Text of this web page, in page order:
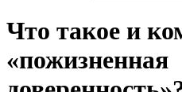
Что такое и
«пожизненная